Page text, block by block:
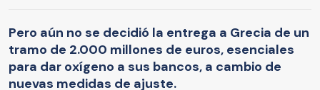
Pero aún no se decidió la entrega a Grecia de un
tramo de 2.000 millones de euros, esenciales
para dar oxígeno a sus bancos, a cambio de
nuevas medidas de ajuste.